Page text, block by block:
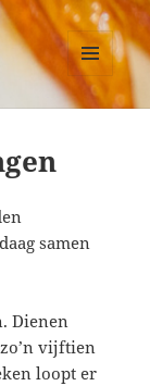
MENU
EN
samen
Dienen
vijftien
loopt er